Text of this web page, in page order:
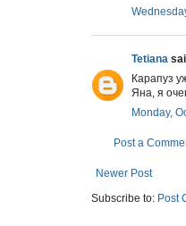
Tetiana
Карапуз
Яна, я
Monday,
Post a
Newer Post
Subscribe to: Post